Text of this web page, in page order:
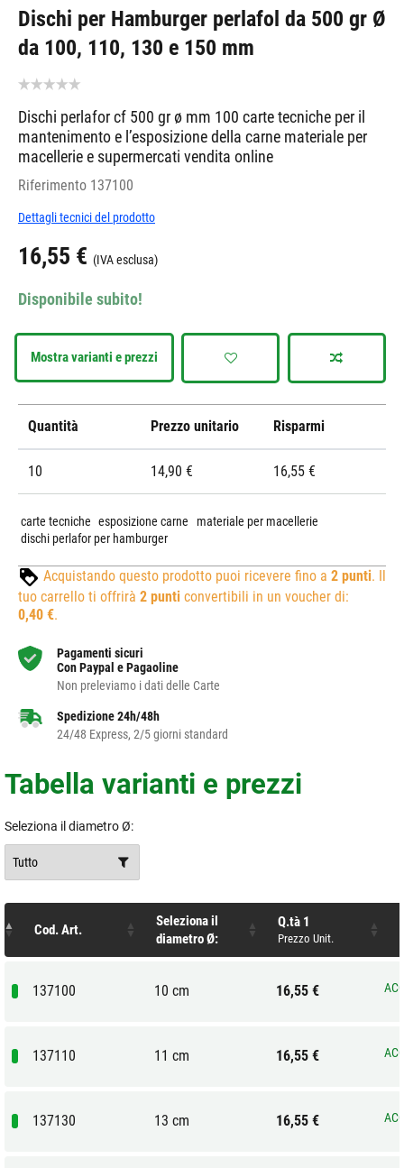
Dischi per Hamburger perlafol da 500 gr Ø
da 100, 110, 130 e 150 mm
Dischi perlafor cf 500 gr ø mm 100 carte tecniche per il
mantenimento e l’esposizione della carne materiale per
macellerie e supermercati vendita online
Riferimento 137100
Dettagli tecnici del prodotto
16,55 € (IVA esclusa)
Disponibile subito!
Mostra varianti e prezzi
Quantità Prezzo unitario Risparmi
10 14,90 € 16,55 €
carte tecniche esposizione carne
materiale per macellerie
dischi perlafor per hamburger
Acquistando questo prodotto puoi ricevere fino a 2 punti. Il
tuo carrello ti offrirà 2 punti convertibili in un voucher di:
0,40 €.
Pagamenti sicuri
Con Paypal e Pagaoline
Non preleviamo i dati delle Carte
Spedizione 24h/48h
24/48 Express, 2/5 giorni standard
Tabella varianti e prezzi
Seleziona il diametro Ø:
Cod. Art.
Seleziona il
diametro Ø:
Q.tà 1
Prezzo Unit.
137100 10 cm 16,55 €
137110 11 cm 16,55 €
137130 13 cm 16,55 €